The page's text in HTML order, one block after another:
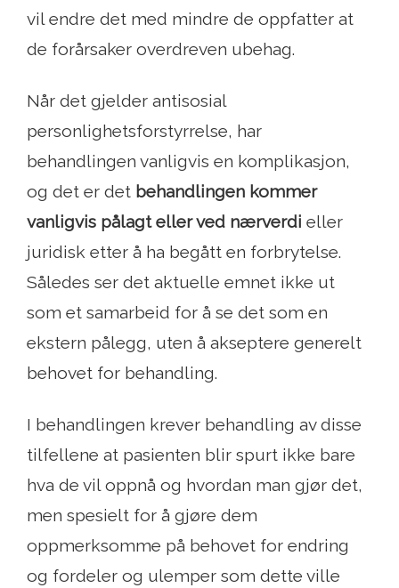
vil endre det med mindre de oppfatter at
de forårsaker overdreven ubehag.
Når det gjelder antisosial
personlighetsforstyrrelse, har
behandlingen vanligvis en komplikasjon,
og det er det behandlingen kommer
vanligvis pålagt eller ved nærverdi eller
juridisk etter å ha begått en forbrytelse.
Således ser det aktuelle emnet ikke ut
som et samarbeid for å se det som en
ekstern pålegg, uten å akseptere generelt
behovet for behandling.
I behandlingen krever behandling av disse
tilfellene at pasienten blir spurt ikke bare
hva de vil oppnå og hvordan man gjør det,
men spesielt for å gjøre dem
oppmerksomme på behovet for endring
og fordeler og ulemper som dette ville